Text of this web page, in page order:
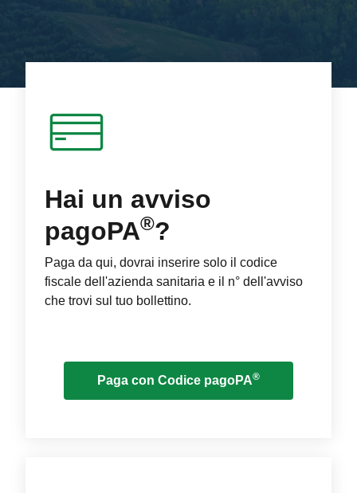
Hai un avviso
pagoPA®?
Paga da qui, dovrai inserire solo il codice
fiscale dell'azienda sanitaria e il n° dell'avviso
che trovi sul tuo bollettino.
Paga con Codice pagoPA®